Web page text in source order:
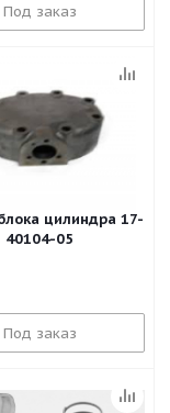
Под заказ
цилиндра 17-
40104-05
Под заказ